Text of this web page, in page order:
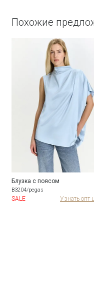
Похожие
Блузка с поясом
B3204/pegas
SALE Узнать опт